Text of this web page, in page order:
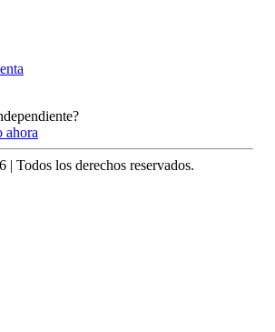
ahora
| Todos los derechos reservados.